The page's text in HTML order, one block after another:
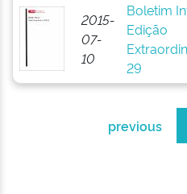
2015-
07-
10
Boletim
Edição
29
previous